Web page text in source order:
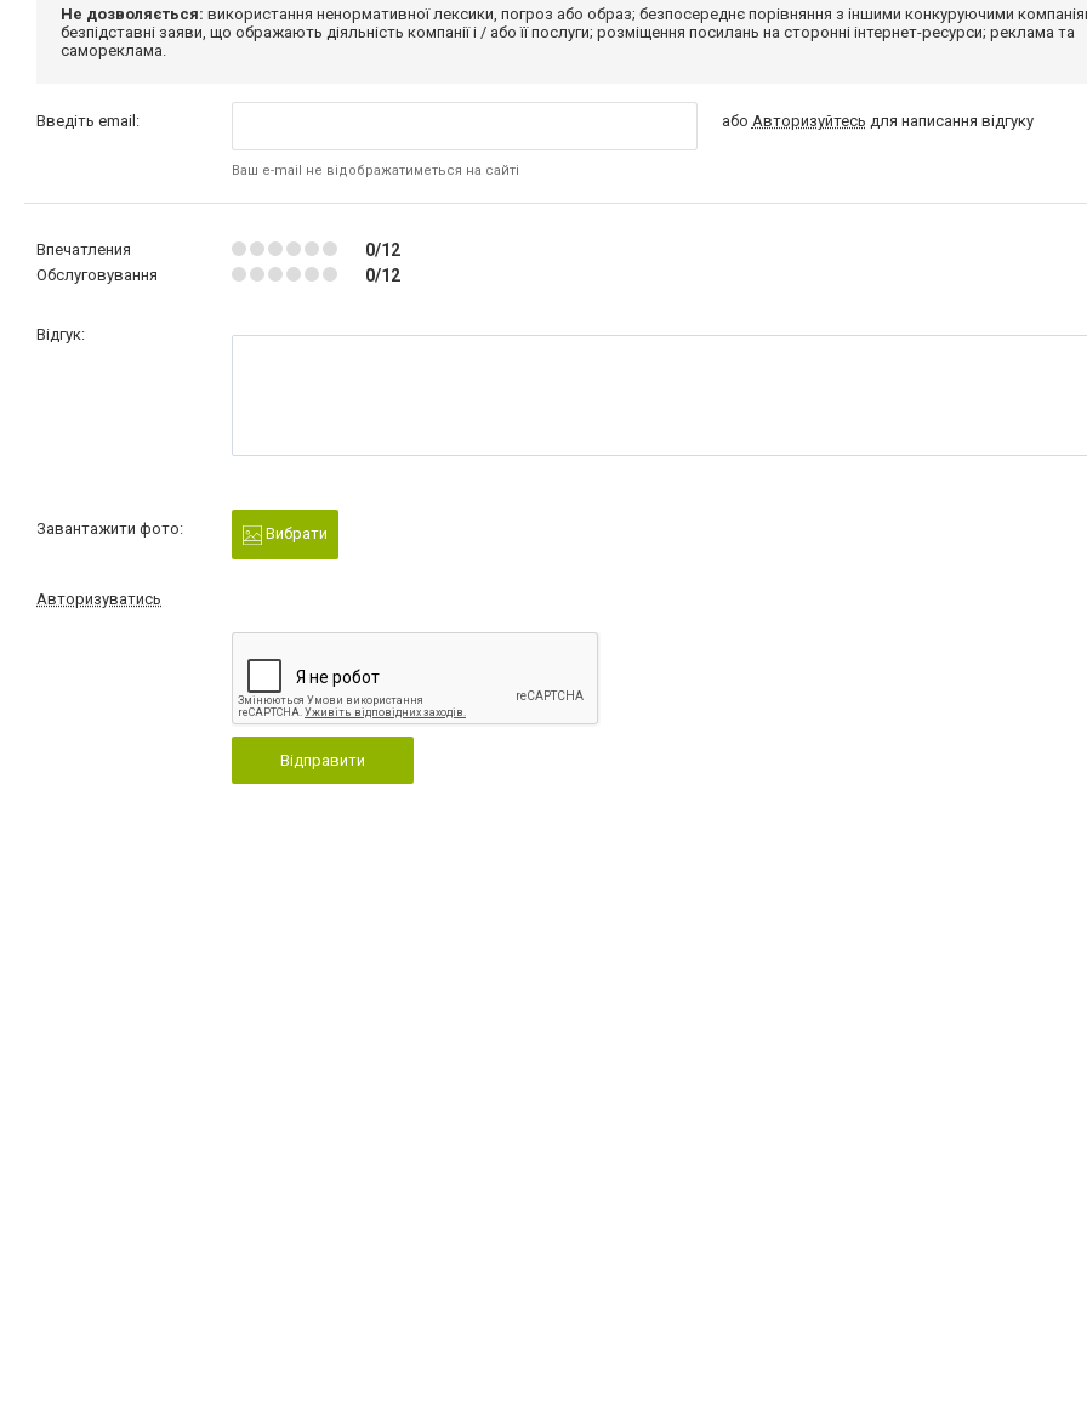
Не дозволяється: використання ненормативної лексики, погроз або образ; безпосереднє порівняння з іншими конкуруючими
безпідставні заяви, що ображають діяльність компанії і / або її послуги; розміщення посилань на сторонні інтернет-ресурси; реклама та
самореклама.
Введіть email:
Ваш e-mail не відображатиметься на сайті
або Авторизуйтесь для написання відгуку
Впечатления 0/12
Обслуговування 0/12
Відгук:
Завантажити фото: Вибрати
Авторизуватись
Відправити